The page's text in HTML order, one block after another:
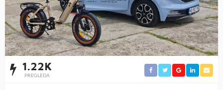
1.22K
PREGLEDA